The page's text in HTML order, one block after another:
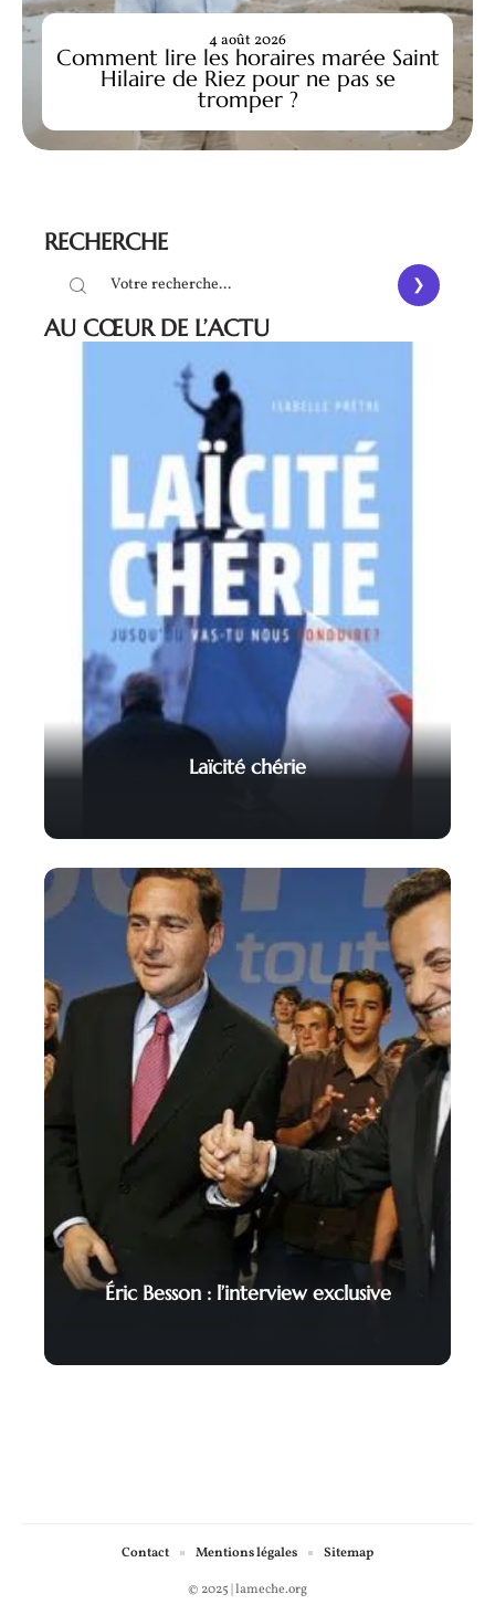
Comment lire les horaires marée Saint
Hilaire de Riez pour ne pas se
tromper ?
4 août 2026
RECHERCHE
AU CŒUR DE L’ACTU
Laïcité chérie
Éric Besson : l’interview exclusive
© 2025 | lameche.org
Contact Mentions légales Sitemap